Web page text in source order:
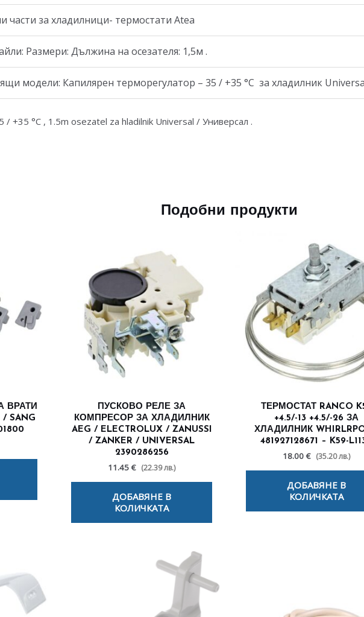
части за хладилници- термостати Atea
Размери: Дължина на осезателя: 1,5м .
модели: Капилярен терморегулатор – 35 / +35 °C за хладилник
+35 °C , 1.5m osezatel za hladilnik Universal / Универсал .
Подобни продукти
ВРАТИ
SANG
ПУСКОВО РЕЛЕ ЗА
КОМПРЕСОР ЗА ХЛАДИЛНИК
AEG / ELECTROLUX / ZANUSSI
/ ZANKER / UNIVERSAL
2390286256
11.45 € (22.39 лв.)
ДОБАВЯНЕ В
КОЛИЧКАТА
ТЕРМОСТАТ RANCO
+4.5/-13 +4.5/-26 ЗА
ХЛАДИЛНИК
481927128671 – K59-
18.00 € (35.20 лв.)
ДОБАВЯНЕ В
КОЛИЧКАТА